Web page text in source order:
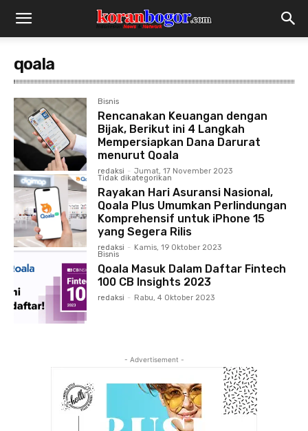
qoala
Bisnis
Rencanakan Keuangan dengan
Bijak, Berikut ini 4 Langkah
Mempersiapkan Dana Darurat
menurut Qoala
redaksi - Jumat, 17 November 2023
Tidak dikategorikan
Rayakan Hari Asuransi Nasional,
Qoala Plus Umumkan Perlindungan
Komprehensif untuk iPhone 15
yang Segera Rilis
redaksi - Kamis, 19 Oktober 2023
Bisnis
Qoala Masuk Dalam Daftar Fintech
100 CB Insights 2023
redaksi - Rabu, 4 Oktober 2023
- Advertisement -